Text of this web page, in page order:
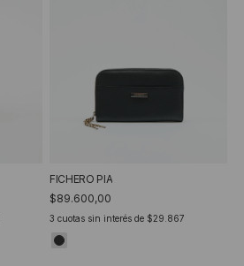
FICHERO PIA
$89.600,00
3 cuotas sin interés de $29.867